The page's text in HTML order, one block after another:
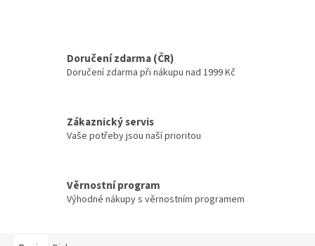
Doručení zdarma (ČR)
Doručení zdarma při nákupu nad 1999 Kč
Zákaznický servis
Vaše potřeby jsou naší prioritou
Věrnostní program
Výhodné nákupy s věrnostním programem